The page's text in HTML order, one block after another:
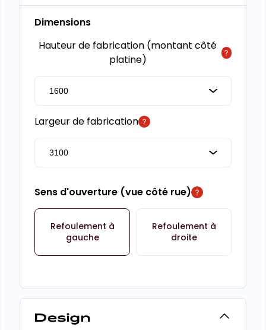
Dimensions
Hauteur de fabrication (montant côté
platine)
Largeur de fabrication
Sens d'ouverture (vue côté rue)
Refoulement à
gauche
Refoulement à
droite
Design